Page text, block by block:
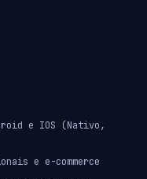
e IOS (Nativo,
e e-commerce